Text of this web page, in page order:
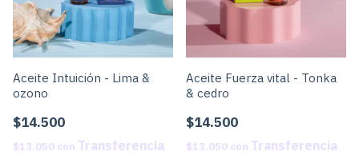
Aceite Intuición - Lima &
ozono
$14.500
$13.050 con
Aceite Fuerza vital - Tonka
& cedro
$14.500
$13.050 con